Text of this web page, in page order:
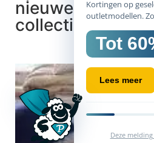
Kortingen op
outletmodellen.
Tot
Lees meer
Deze
nieuwe Kaat
collectie